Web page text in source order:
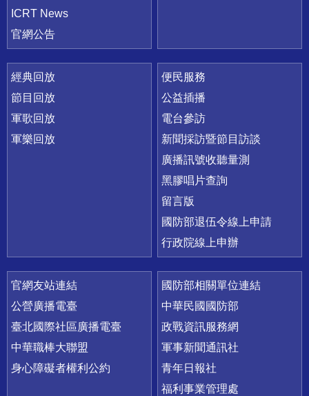
ICRT News
官網公告
經典回放
節目回放
軍歌回放
軍樂回放
便民服務
公益插播
電台參訪
新聞採訪暨節目訪談
廣播訊號收聽量測
黑膠唱片查詢
留言版
國防部退伍令線上申請
行政院線上申辦
官網友站連結
公營廣播電臺
臺北國際社區廣播電臺
中華職棒大聯盟
身心障礙者權利公約
國防部相關單位連結
中華民國國防部
政戰資訊服務網
軍事新聞通訊社
青年日報社
福利事業管理處